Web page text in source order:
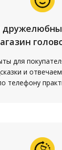
для
и
телефону